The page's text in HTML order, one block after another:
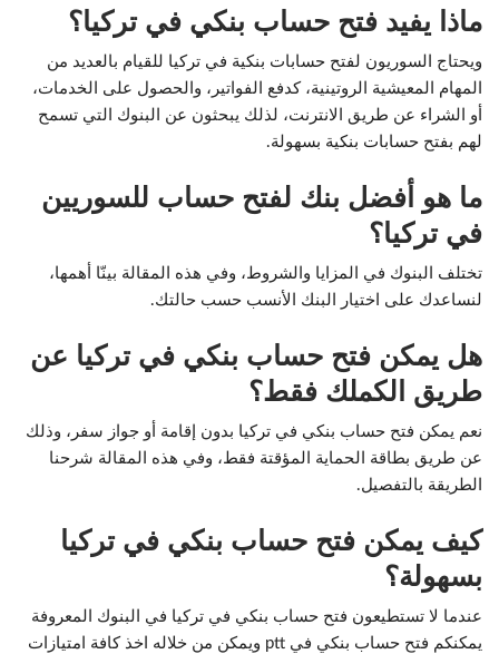
ماذا يفيد فتح حساب بنكي في تركيا؟
ويحتاج السوريون لفتح حسابات بنكية في تركيا للقيام بالعديد من
المهام المعيشية الروتينية، كدفع الفواتير، والحصول على الخدمات،
أو الشراء عن طريق الانترنت، لذلك يبحثون عن البنوك التي تسمح
لهم بفتح حسابات بنكية بسهولة.
ما هو أفضل بنك لفتح حساب للسوريين
في تركيا؟
تختلف البنوك في المزايا والشروط، وفي هذه المقالة بينّا أهمها،
لنساعدك على اختيار البنك الأنسب حسب حالتك.
هل يمكن فتح حساب بنكي في تركيا عن
طريق الكملك فقط؟
نعم يمكن فتح حساب بنكي في تركيا بدون إقامة أو جواز سفر، وذلك
عن طريق بطاقة الحماية المؤقتة فقط، وفي هذه المقالة شرحنا
الطريقة بالتفصيل.
كيف يمكن فتح حساب بنكي في تركيا
بسهولة؟
عندما لا تستطيعون فتح حساب بنكي في تركيا في البنوك المعروفة
يمكنكم فتح حساب بنكي في ptt ويمكن من خلاله اخذ كافة امتيازات